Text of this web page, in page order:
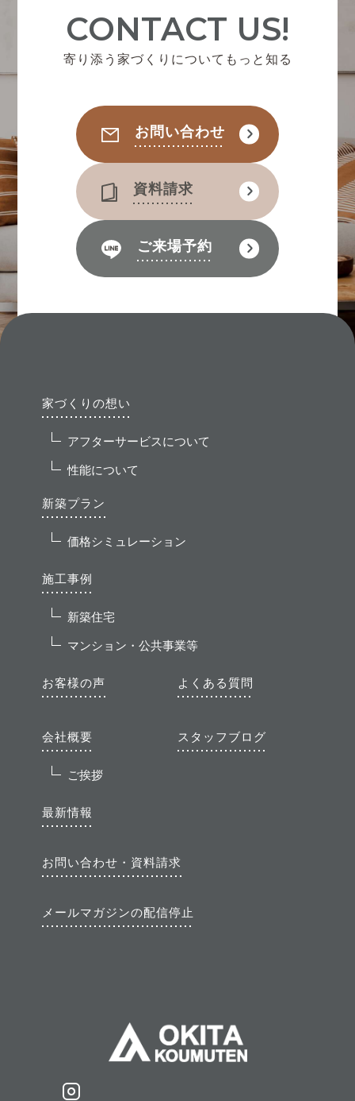
CONTACT US!
寄り添う家づくりについてもっと知る
お問い合わせ
資料請求
ご来場予約
家づくりの想い
アフターサービスについて
性能について
新築プラン
価格シミュレーション
施工事例
新築住宅
マンション・公共事業等
お客様の声 よくある質問
会社概要
ご挨拶
スタッフブログ
最新情報
お問い合わせ・資料請求
メールマガジンの配信停止